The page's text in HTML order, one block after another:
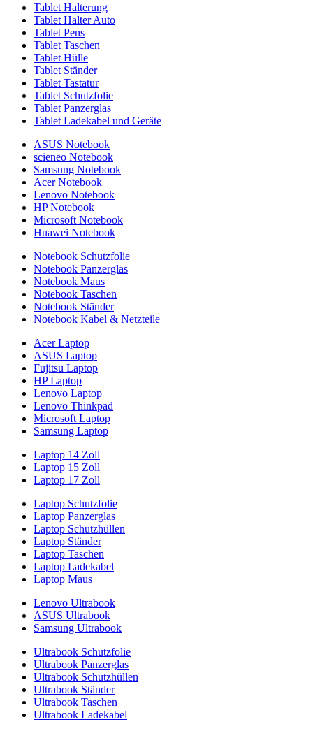
Tablet Halterung
Tablet Halter Auto
Tablet Pens
Tablet Taschen
Tablet Hülle
Tablet Ständer
Tablet Tastatur
Tablet Schutzfolie
Tablet Panzerglas
Tablet Ladekabel und Geräte
ASUS Notebook
scieneo Notebook
Samsung Notebook
Acer Notebook
Lenovo Notebook
HP Notebook
Microsoft Notebook
Huawei Notebook
Notebook Schutzfolie
Notebook Panzerglas
Notebook Maus
Notebook Taschen
Notebook Ständer
Notebook Kabel & Netzteile
Acer Laptop
ASUS Laptop
Fujitsu Laptop
HP Laptop
Lenovo Laptop
Lenovo Thinkpad
Microsoft Laptop
Samsung Laptop
Laptop 14 Zoll
Laptop 15 Zoll
Laptop 17 Zoll
Laptop Schutzfolie
Laptop Panzerglas
Laptop Schutzhüllen
Laptop Ständer
Laptop Taschen
Laptop Ladekabel
Laptop Maus
Lenovo Ultrabook
ASUS Ultrabook
Samsung Ultrabook
Ultrabook Schutzfolie
Ultrabook Panzerglas
Ultrabook Schutzhüllen
Ultrabook Ständer
Ultrabook Taschen
Ultrabook Ladekabel